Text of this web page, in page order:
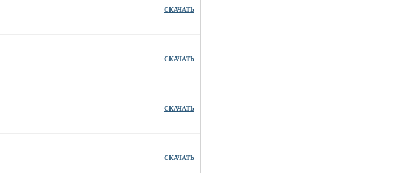
СКАЧАТЬ
СКАЧАТЬ
СКАЧАТЬ
СКАЧАТЬ